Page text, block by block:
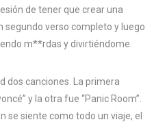
de tener que crear una
segundo verso completo y luego
m**rdas y divirtiéndome.
dos canciones. La primera
y la otra fue “Panic Room”.
se siente como todo un viaje, el